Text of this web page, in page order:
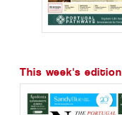
This week's edition